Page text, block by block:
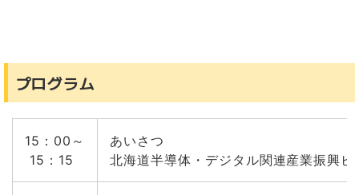
プログラム
15：00～
15：15
あいさつ
北海道半導体・デジタル関連産業振興